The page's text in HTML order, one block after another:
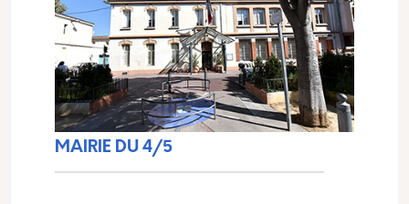
MAIRIE DU 4/5